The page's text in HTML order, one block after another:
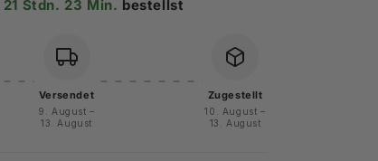
21 Stdn. 23 Min. bestellst
Versendet
9. August –
13. August
Zugestellt
10. August –
13. August